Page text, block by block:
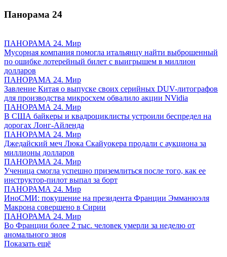
Панорама 24
ПАНОРАМА 24. Мир
Мусорная компания помогла итальянцу найти выброшенный
по ошибке лотерейный билет с выигрышем в миллион
долларов
ПАНОРАМА 24. Мир
Завление Китая о выпуске своих серийных DUV-литографов
для производства микросхем обвалило акции NVidia
ПАНОРАМА 24. Мир
В США байкеры и квадроциклисты устроили беспредел на
дорогах Лонг-Айленда
ПАНОРАМА 24. Мир
Джедайский меч Люка Скайуокера продали с аукциона за
миллионы долларов
ПАНОРАМА 24. Мир
Ученица смогла успешно приземлиться после того, как ее
инструктор-пилот выпал за борт
ПАНОРАМА 24. Мир
ИноСМИ: покушение на президента Франции Эмманюэля
Макрона совершено в Сирии
ПАНОРАМА 24. Мир
Во Франции более 2 тыс. человек умерли за неделю от
аномального зноя
Показать ещё